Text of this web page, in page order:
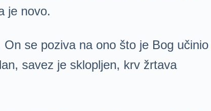
je novo.
se poziva na ono što je Bog učinio
savez je sklopljen, krv žrtava